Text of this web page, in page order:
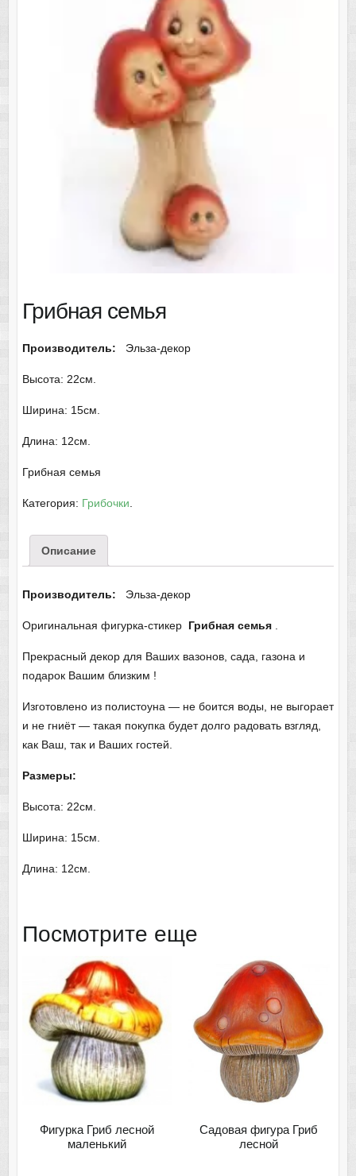
Грибная семья
Производитель: Эльза-декор
Высота: 22см.
Ширина: 15см.
Длина: 12см.
Грибная семья
Категория: Грибочки.
Описание
Производитель: Эльза-декор
Оригинальная фигурка-стикер Грибная семья.
Прекрасный декор для Ваших вазонов, сада, газона и
подарок Вашим близким !
Изготовлено из полистоуна — не боится воды, не выгорает
и не гниёт — такая покупка будет долго радовать взгляд,
как Ваш, так и Ваших гостей.
Размеры:
Высота: 22см.
Ширина: 15см.
Длина: 12см.
Посмотрите еще
Фигурка Гриб лесной
маленький
Садовая фигура Гриб
лесной